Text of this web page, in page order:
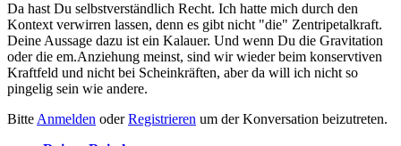
Da hast Du selbstverständlich Recht. Ich hatte mich durch den
Kontext verwirren lassen, denn es gibt nicht "die" Zentripetalkraft.
Deine Aussage dazu ist ein Kalauer. Und wenn Du die Gravitation
oder die em.Anziehung meinst, sind wir wieder beim konservtiven
Kraftfeld und nicht bei Scheinkräften, aber da will ich nicht so
pingelig sein wie andere.
Bitte Anmelden oderRegistrieren um der Konversation beizutreten.